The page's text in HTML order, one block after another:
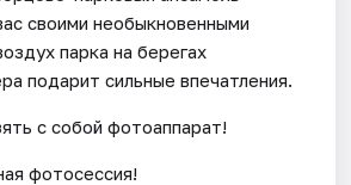
своими необыкновенными
парка на берегах
подарит сильные впечатления.
с собой фотоаппарат!
фотосессия!